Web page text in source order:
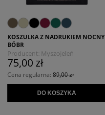
KOSZULKA Z NADRUKIEM NOCNY
BÓBR
Producent: Myszojeleń
75,00 zł
Cena regularna: 89,00 zł
DO KOSZYKA